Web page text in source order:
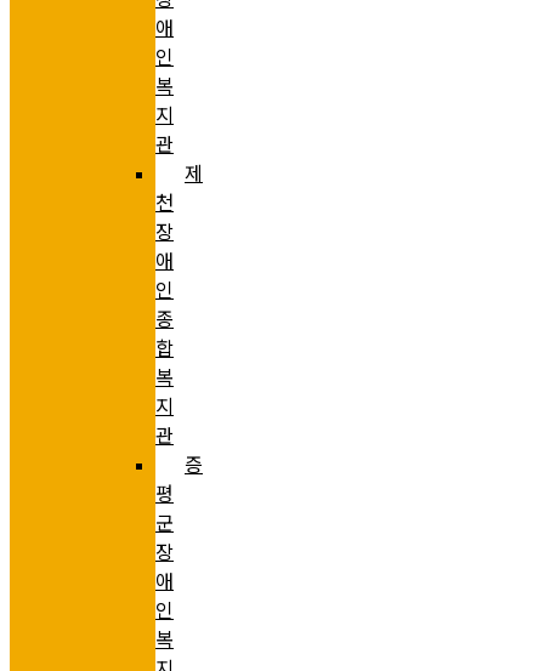
애
인
복
지
관
제
천
장
애
인
종
합
복
지
관
증
평
군
장
애
인
복